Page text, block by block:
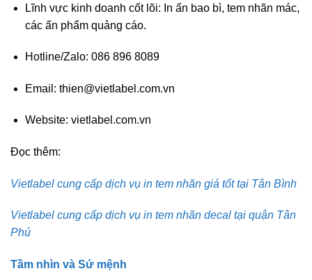
Lĩnh vực kinh doanh cốt lõi: In ấn bao bì, tem nhãn mác,
các ấn phẩm quảng cáo.
Hotline/Zalo: 086 896 8089
Email: thien@vietlabel.com.vn
Website: vietlabel.com.vn
Đọc thêm:
Vietlabel cung cấp dịch vụ in tem nhãn giá tốt tại Tân Bình
Vietlabel cung cấp dịch vụ in tem nhãn decal tại quận Tân
Phú
Tầm nhìn và Sứ mệnh